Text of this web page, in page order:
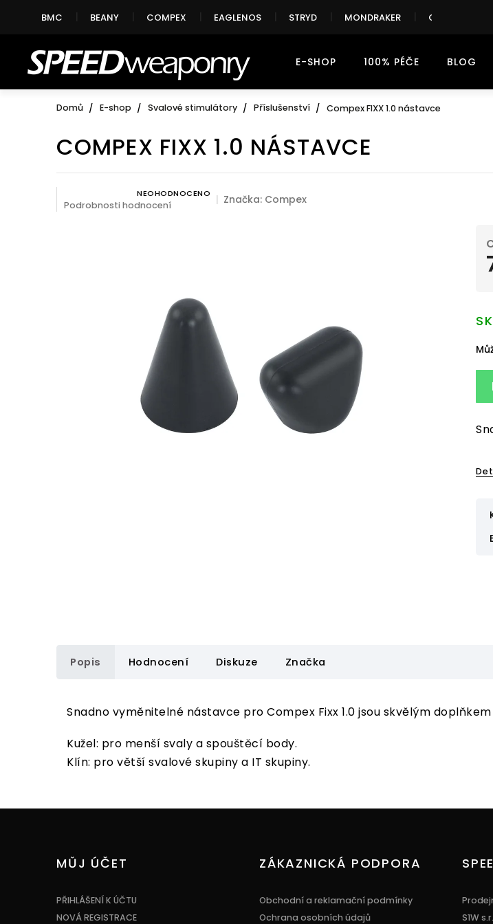
BMC BEANY COMPEX EAGLENOS STRYD MONDRAKER CANNONDALE
E-SHOP 100% PÉČE BLOG
Domů E-shop Svalové stimulátory Příslušenství Compex FIXX 1.0 nástavce
COMPEX FIXX 1.0 NÁSTAVCE
Průměrné hodnocení produktu je 0,0 z 5 hvězdiček.
NEOHODNOCENO
Podrobnosti hodnocení Značka: Compex
Popis Hodnocení Diskuze Značka
Snadno vyměnitelné nástavce pro Compex Fixx 1.0 jsou skvělým
Kužel: pro menší svaly a spouštěcí body.
Klín: pro větší svalové skupiny a IT skupiny.
Z
MŮJ ÚČET
PŘIHLÁŠENÍ K ÚČTU
NOVÁ REGISTRACE
ZÁKAZNICKÁ PODPORA
Obchodní a reklamační podmínky
Ochrana osobních údajů
S1W